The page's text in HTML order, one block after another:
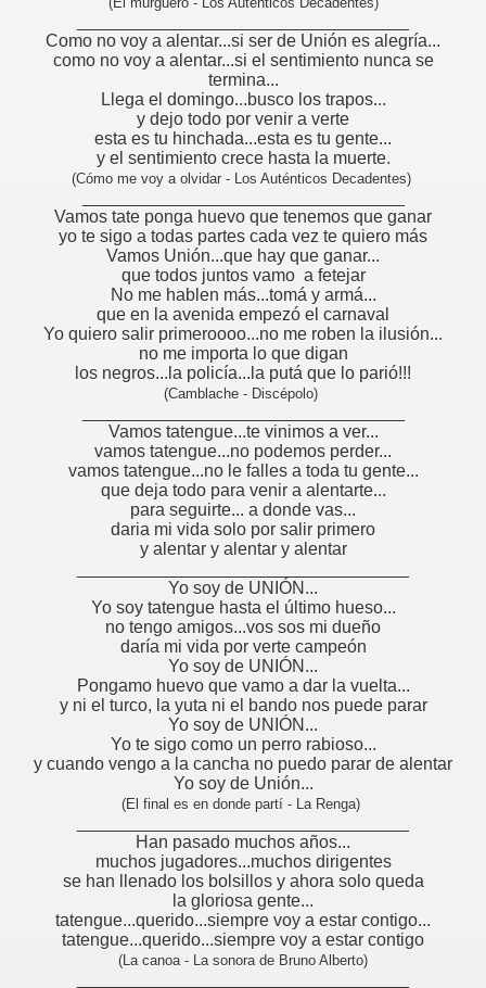
Como no voy a alentar...si ser de Unión es alegría...
como no voy a alentar...si el sentimiento nunca se
termina...
Llega el domingo...busco los trapos...
y dejo todo por venir a verte
esta es tu hinchada...esta es tu gente...
y el sentimiento crece hasta la muerte.
(Cómo me voy a olvidar - Los Auténticos Decadentes)
Vamos tate ponga huevo que tenemos que ganar
yo te sigo a todas partes cada vez te quiero más
Vamos Unión...que hay que ganar...
que todos juntos vamo a fetejar
No me hablen más...tomá y armá...
que en la avenida empezó el carnaval
Yo quiero salir primeroooo...no me roben la ilusión...
no me importa lo que digan
los negros...la policía...la putá que lo parió!!!
(Camblache - Discépolo)
Vamos tatengue...te vinimos a ver...
vamos tatengue...no podemos perder...
vamos tatengue...no le falles a toda tu gente...
que deja todo para venir a alentarte...
para seguirte... a donde vas...
daria mi vida solo por salir primero
y alentar y alentar y alentar
Yo soy de UNIÓN...
Yo soy tatengue hasta el último hueso...
no tengo amigos...vos sos mi dueño
daría mi vida por verte campeón
Yo soy de UNIÓN...
Pongamo huevo que vamo a dar la vuelta...
y ni el turco, la yuta ni el bando nos puede parar
Yo soy de UNIÓN...
Yo te sigo como un perro rabioso...
y cuando vengo a la cancha no puedo parar de alentar
Yo soy de Unión...
(El final es en donde partí - La Renga)
Han pasado muchos años...
muchos jugadores...muchos dirigentes
se han llenado los bolsillos y ahora solo queda
la gloriosa gente...
tatengue...querido...siempre voy a estar contigo...
tatengue...querido...siempre voy a estar contigo
(La canoa - La sonora de Bruno Alberto)